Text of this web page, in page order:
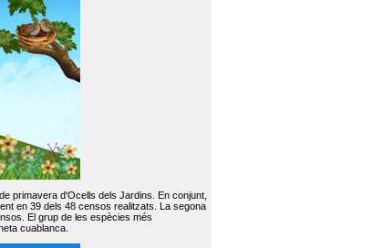
primavera d'Ocells dels Jardins. En conjunt,
en 39 dels 48 censos realitzats. La segona
El grup de les espècies més
cuablanca.